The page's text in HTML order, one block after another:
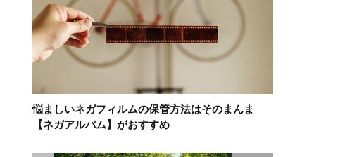
悩ましいネガフィルムの保管方法はそのまんま
【ネガアルバム】がおすすめ